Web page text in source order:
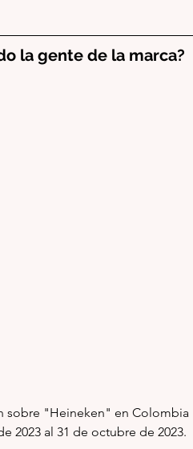
la gente de la marca?
sobre "Heineken" en Colombia
2023 al 31 de octubre de 2023.